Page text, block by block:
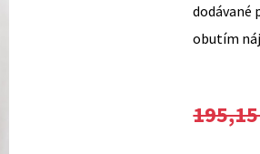
dodávané
obutím